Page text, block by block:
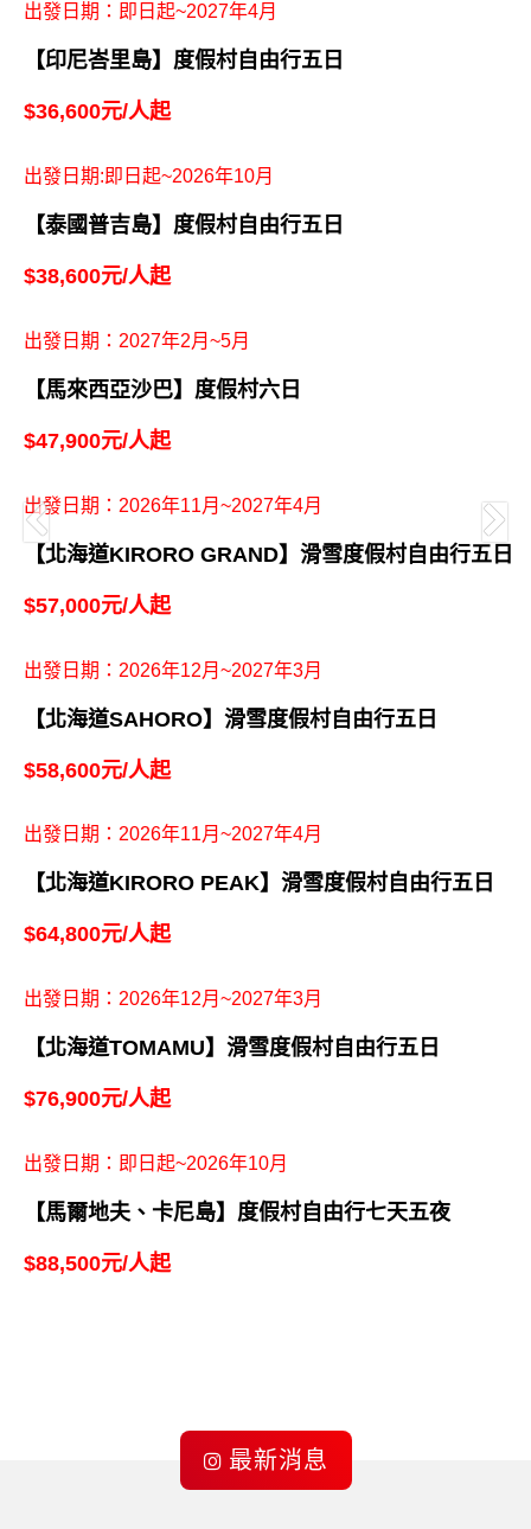
出發日期：即日起~2027年4月
【印尼峇里島】度假村自由行五日
$36,600元/人起
出發日期:即日起~2026年10月
【泰國普吉島】度假村自由行五日
$38,600元/人起
出發日期：2027年2月~5月
【馬來西亞沙巴】度假村六日
$47,900元/人起
出發日期：2026年11月~2027年4月
【北海道KIRORO GRAND】滑雪度假村自由行五日
$57,000元/人起
出發日期：2026年12月~2027年3月
【北海道SAHORO】滑雪度假村自由行五日
$58,600元/人起
出發日期：2026年11月~2027年4月
【北海道KIRORO PEAK】滑雪度假村自由行五日
$64,800元/人起
出發日期：2026年12月~2027年3月
【北海道TOMAMU】滑雪度假村自由行五日
$76,900元/人起
出發日期：即日起~2026年10月
【馬爾地夫、卡尼島】度假村自由行七天五夜
$88,500元/人起
最新消息